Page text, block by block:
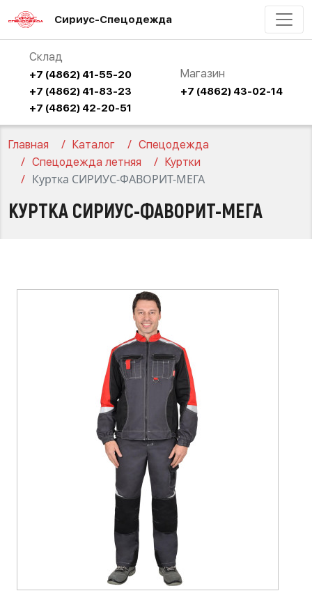
Сириус-Спецодежда
Склад
+7 (4862) 41-55-20
+7 (4862) 41-83-23
+7 (4862) 42-20-51
Магазин
+7 (4862) 43-02-14
Главная Каталог
Спецодежда
Спецодежда летняя
Куртки
Куртка СИРИУС-ФАВОРИТ-МЕГА
КУРТКА СИРИУС-ФАВОРИТ-МЕГА